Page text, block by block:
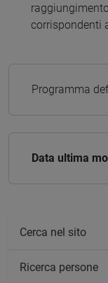
corrispondenti
Programma
Data ultima
Cerca nel sito
Ricerca persone